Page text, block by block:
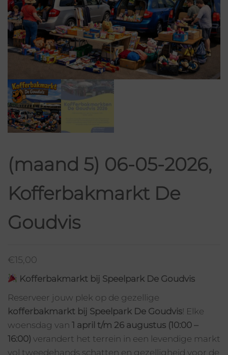
(maand 5) 06-05-2026,
Kofferbakmarkt De
Goudvis
€15,00
Kofferbakmarkt bij Speelpark De Goudvis
Reserveer jouw plek op de gezellige
kofferbakmarkt bij Speelpark De Goudvis! Elke
woensdag van 1 april t/m 26 augustus (10:00 –
16:00) verandert het terrein in een levendige markt
vol tweedehands schatten en gezelligheid voor de